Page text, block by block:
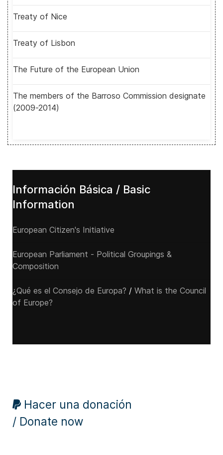
Treaty of Nice
Treaty of Lisbon
The Future of the European Union
The members of the Barroso Commission designate
(2009-2014)
Información Básica / Basic
Information
European Citizen's Initiative
European Parliament - Political Groupings &
Composition
¿Qué es el Consejo de Europa? / What is the Council
of Europe?
Hacer una donación
/ Donate now